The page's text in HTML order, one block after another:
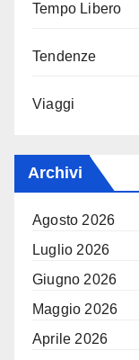
Tempo Libero
Tendenze
Viaggi
Archivi
Agosto 2026
Luglio 2026
Giugno 2026
Maggio 2026
Aprile 2026